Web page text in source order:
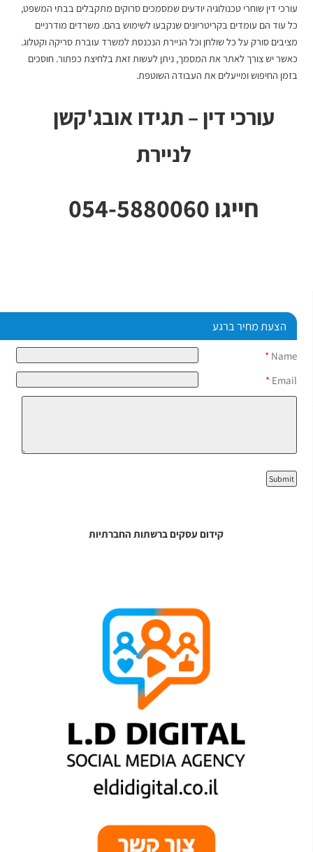
עורכי דין שוחרי טכנולוגיה יודעים שמסמכים סרוקים מתקבלים בבתי המשפט,
כל עוד הם עומדים בקריטריונים שנקבעו לשימוש בהם. משרדים מודרניים
מציבים סורק על כל שולחן וכל הניירת הנכנסת למשרד עוברת סריקה וקטלוג.
כאשר יש צורך לאתר את המסמך, ניתן לעשות זאת בלחיצת כפתור. חוסכים
בזמן החיפוש ומייעלים את העבודה השוטפת.
עורכי דין – תגידו אובג'קשן
לניירת
חייגו 054-5880060
הצעת מחיר ברגע
Name
*
Email
*
קידום עסקים ברשתות החברתיות